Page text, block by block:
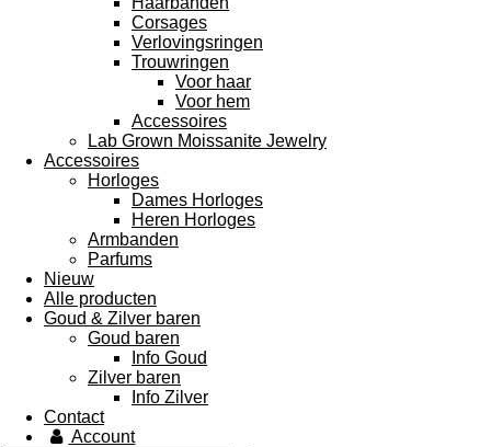
Corsages
Verlovingsringen
Trouwringen
Voor haar
Voor hem
Accessoires
Lab Grown Moissanite Jewelry
Accessoires
Horloges
Dames Horloges
Heren Horloges
Armbanden
Parfums
Nieuw
Alle producten
Goud & Zilver baren
Goud baren
Info Goud
Zilver baren
Info Zilver
Contact
Account